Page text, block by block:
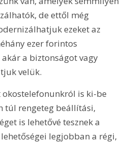
de ettől még
ezeket az
ezer forintos
a biztonságot vagy
velük.
is ki-be
túl rengeteg beállítási,
is lehetővé tesznek a
legjobban a régi,